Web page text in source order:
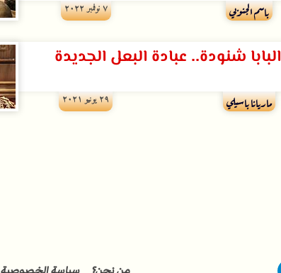
باسم الجنوبي ۷ نوفمبر ۲۰۲۲
البابا شنودة.. عبادة البعل الجديدة
ماريانا باسيلي ۲۹ يونيو ۲۰۲۱